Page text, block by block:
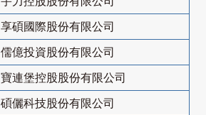
享碩國際股份有限公司
儒億投資股份有限公司
寶連堡控股股份有限公司
碩儷科技股份有限公司